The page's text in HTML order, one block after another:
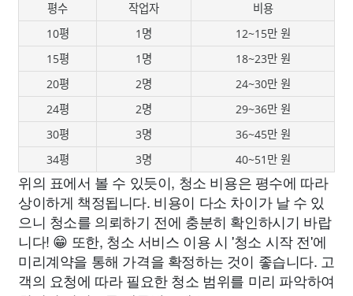
평수 작업자
비용
10평
1명
12~15만 원
15평
1명
18~23만 원
20평
2명
24~30만 원
24평
2명
29~36만 원
30평
3명
36~45만 원
34평
3명 40~51만 원
위의 표에서 볼 수 있듯이, 청소 비용은 평수에 따라
상이하게 책정됩니다. 비용이 다소 차이가 날 수 있
으니 청소를 의뢰하기 전에 충분히 확인하시기 바랍
니다! 😁 또한, 청소 서비스 이용 시 '청소 시작 전'에
미리계약을 통해 가격을 확정하는 것이 좋습니다. 고
객의 요청에 따라 필요한 청소 범위를 미리 파악하여